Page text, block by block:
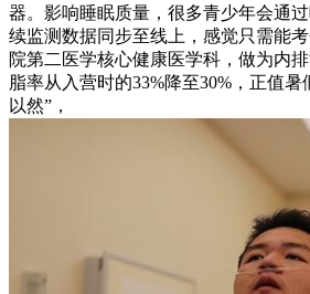
器。影响睡眠质量，很多青少年会通
续监测数据同步至线上，感觉只需能
院第二医学核心健康医学科，做为内
脂率从入营时的33%降至30%，正值
以然”，